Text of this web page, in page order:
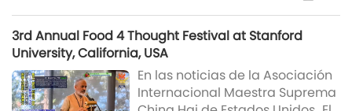
(Vivienda para el Bienestar).
abre nuevas oportunidades
para las familias de bajos
ingresos, en particular las
mujeres, los pueblos indígenas,
3rd Annual Food 4 Thought Festival at Stanford
University, California, USA
En las noticias de la Asociación
Internacional Maestra Suprema